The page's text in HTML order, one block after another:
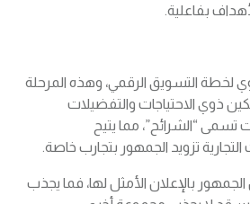
بفاعلية.
لخطة التسويق الرقمي، وهذه المرحلة
ذوي الاحتياجات والتفضيلات
“الشرائح”، مما يتيح
تزويد الجمهور بتجارب خاصة.
بالإعلان الأمثل لها، فما يجذب